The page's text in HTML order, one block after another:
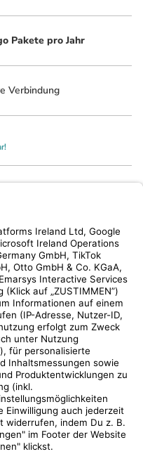
Pakete pro Jahr
Verbindung